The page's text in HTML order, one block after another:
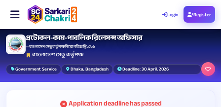
Login Register
প্রটোকল-কাম-পাবলিক রিলেসন্স অফিসার
— বাংলাদেশ সেতু কর্তৃপক্ষ নিয়োগ বিজ্ঞপ্তি ২০২৬
বাংলাদেশ সেতু কর্তৃপক্ষ
Government Service Dhaka, Bangladesh Deadline: 30 April, 2026
Application deadline has passed